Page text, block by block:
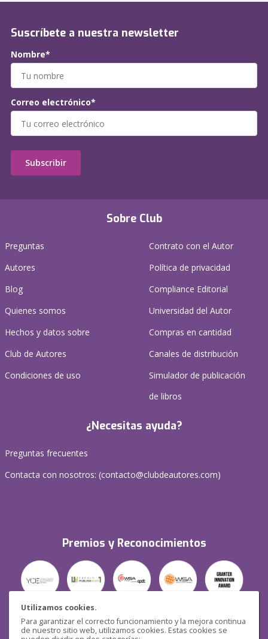
Utilizamos cookies.
Para garantizar el correcto funcionamiento y la mejora continua
de nuestro sitio web, utilizamos cookies. Estas cookies se
Sobre Club
Preguntas
Autores
Blog
Quienes somos
Hechos y datos sobre
Club de Autores
Condiciones de uso
Contrato con el Autor
Política de privacidad
Compliance Editorial
Universidad del Autor
Compras en cantidad
Canales de distribución
Simulador de publicación
de libros
¿Necesitas ayuda?
Preguntas frecuentes
Contacta con nosotros: (contacto@clubdeautores.com)
Premios y Reconocimientos
Seguridad
Suscríbete a nuestra newsletter
Nombre*
Correo electrónico*
Subscribir